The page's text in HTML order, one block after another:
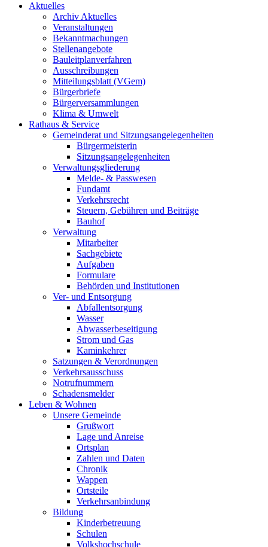
Aktuelles
Archiv Aktuelles
Veranstaltungen
Bekanntmachungen
Stellenangebote
Bauleitplanverfahren
Ausschreibungen
Mitteilungsblatt (VGem)
Bürgerbriefe
Bürgerversammlungen
Klima & Umwelt
Rathaus & Service
Gemeinderat und Sitzungsangelegenheiten
Bürgermeisterin
Sitzungsangelegenheiten
Verwaltungsgliederung
Melde- & Passwesen
Fundamt
Verkehrsrecht
Steuern, Gebühren und Beiträge
Bauhof
Verwaltung
Mitarbeiter
Sachgebiete
Aufgaben
Formulare
Behörden und Institutionen
Ver- und Entsorgung
Abfallentsorgung
Wasser
Abwasserbeseitigung
Strom und Gas
Kaminkehrer
Satzungen & Verordnungen
Verkehrsausschuss
Notrufnummern
Schadensmelder
Leben & Wohnen
Unsere Gemeinde
Grußwort
Lage und Anreise
Ortsplan
Zahlen und Daten
Chronik
Wappen
Ortsteile
Verkehrsanbindung
Bildung
Kinderbetreuung
Schulen
Volkshochschule